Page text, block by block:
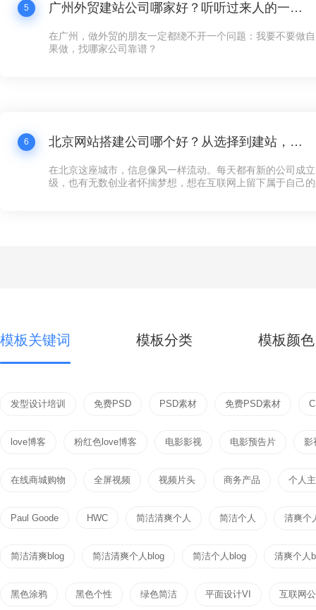
5 广州外贸建站公司哪家好？听听过来人的一点体会
在广州，做外贸的朋友一定都绕不开一个问题：我要不要做
果做，找哪家公司靠谱？
6 北京网站搭建公司哪个好？从选择到建站，这些你必须知道的事
在北京这座城市，信息像风一样流动。每天都有新的公司成
级，也有无数创业者怀揣梦想，想在互联网上留下属于自己
模板关键词 模板分类 模板颜色
发型设计培训 免费PSD PSD素材 免费PSD素材
love博客 粉红色love博客 电影影视 电影预告片 影
在线商城购物 全屏视频 视频片头 商务产品 个人
Paul Goode HWC 简洁清爽个人 简洁个人 清爽个
简洁清爽blog 简洁清爽个人blog 简洁个人blog 清爽个人
黑色涂鸦 黑色个性 绿色简洁 平面设计VI 互联网